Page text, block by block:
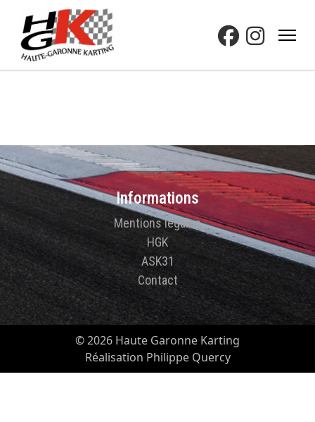
Informations
Mentions légales
HGK
ASK31
Contact
© 2026 Haute Garonne Karting
Réalisation Philippe Quercy